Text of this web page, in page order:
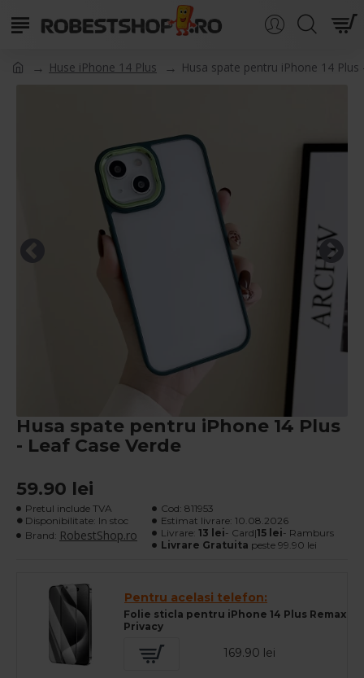
Huse iPhone 14 Plus Husa spate pentru iPhone 14 Plus
Husa spate pentru iPhone 14 Plus
- Leaf Case Verde
59.90 lei
Pretul include TVA
Disponibilitate: In stoc
Brand: RobestShop.ro
Cod: 811953
Estimat livrare: 10.08.2026
Livrare: 13 lei- Card|15 lei- Ramburs
Livrare Gratuita peste 99.90 lei
Pentru acelasi telefon:
Folie sticla pentru iPhone 14 Plus Remax
Privacy
169.90 lei